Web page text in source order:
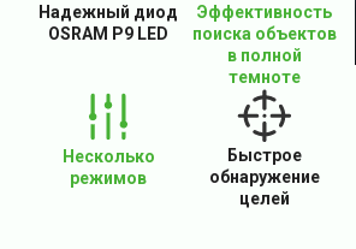
Надежный диод
OSRAM P9 LED
Эффективность
поиска объектов
в полной
темноте
Быстрое
обнаружение
целей
Несколько
режимов